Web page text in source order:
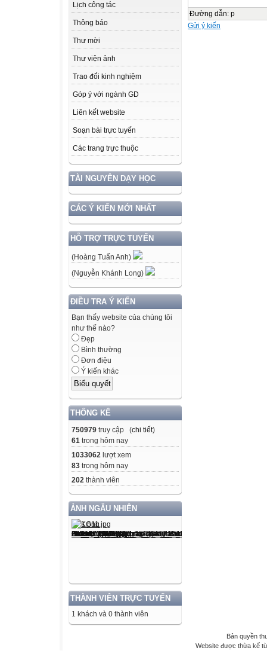
Lịch công tác
Thông báo
Thư mời
Thư viện ảnh
Trao đổi kinh nghiệm
Góp ý với ngành GD
Liên kết website
Soạn bài trực tuyến
Các trang trực thuộc
TÀI NGUYÊN DẠY HỌC
CÁC Ý KIẾN MỚI NHẤT
HỖ TRỢ TRỰC TUYẾN
(Hoàng Tuấn Anh)
(Nguyễn Khánh Long)
ĐIỀU TRA Ý KIẾN
Bạn thấy website của chúng tôi
như thế nào?
Đẹp
Bình thường
Đơn điệu
Ý kiến khác
THỐNG KÊ
750979 truy cập (chi tiết)
61 trong hôm nay
1033062 lượt xem
83 trong hôm nay
202 thành viên
ẢNH NGẪU NHIÊN
THÀNH VIÊN TRỰC TUYẾN
1 khách và 0 thành viên
Đường dẫn: p
Gửi ý kiến
Bản quyền
Website được thừa kế